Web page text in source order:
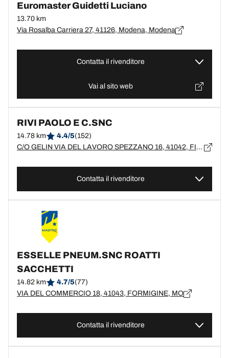
Euromaster Guidetti Luciano
13.70 km
Via Rosalba Carriera 27, 41126, Modena, Modena
Contatta il rivenditore
Vai al sito web
RIVI PAOLO E C.SNC
14.78 km 4.4/5(152)
C/O GELIN VIA DEL LAVORO SPEZZANO 16, 41042, FIORANO MODENESE, MO
Contatta il rivenditore
ESSELLE PNEUM.SNC ROATTI
SACCHETTI
14.82 km 4.7/5(77)
VIA DEL COMMERCIO 18, 41043, FORMIGINE, MO
Contatta il rivenditore